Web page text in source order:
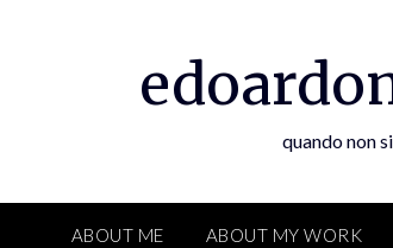
quando non
ABOUT ME ABOUT MY WORK